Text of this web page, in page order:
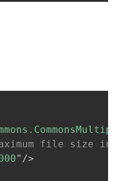
file size in
" />